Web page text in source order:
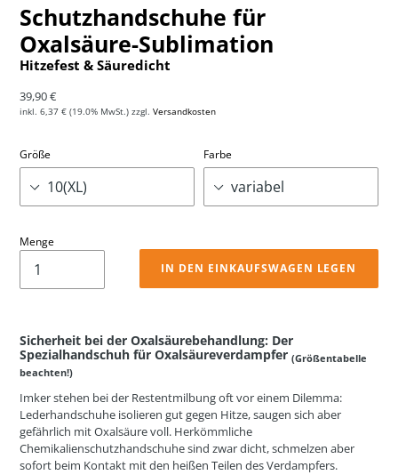
Schutzhandschuhe für
Oxalsäure-Sublimation
Hitzefest & Säuredicht
Normaler Preis
39,90 €
inkl. 6,37 € (19.0% MwSt.) zzgl. Versandkosten
Größe Farbe
Menge
IN DEN EINKAUFSWAGEN LEGEN
Sicherheit bei der Oxalsäurebehandlung: Der
Spezialhandschuh für Oxalsäureverdampfer (Größentabelle
beachten!)
Imker stehen bei der Restentmilbung oft vor einem Dilemma:
Lederhandschuhe isolieren gut gegen Hitze, saugen sich aber
gefährlich mit Oxalsäure voll. Herkömmliche
Chemikalienschutzhandschuhe sind zwar dicht, schmelzen aber
sofort beim Kontakt mit den heißen Teilen des Verdampfers.